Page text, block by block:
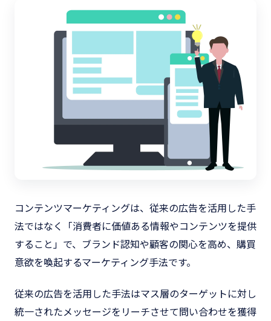
コンテンツマーケティングは、従来の広告を活用した手
法ではなく「消費者に価値ある情報やコンテンツを提供
すること」で、ブランド認知や顧客の関心を高め、購買
意欲を喚起するマーケティング手法です。
従来の広告を活用した手法はマス層のターゲットに対し
統一されたメッセージをリーチさせて問い合わせを獲得